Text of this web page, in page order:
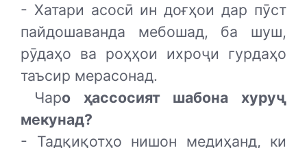
- Хатари асосӣ ин доғҳои дар пӯст
пайдошаванда мебошад, ба шуш,
рӯдаҳо ва роҳҳои ихроҷи гурдаҳо
таъсир мерасонад.
Чаро ҳассосият шабона хуруҷ
мекунад?
- Тадқиқотҳо нишон медиҳанд, ки